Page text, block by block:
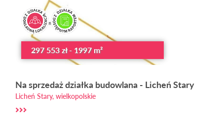
297 553 zł - 1997 m²
Na sprzedaż działka budowlana - Licheń Stary
Licheń Stary, wielkopolskie